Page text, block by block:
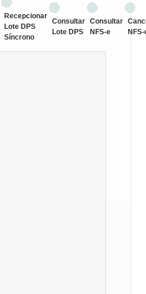
Recepcionar
Lote DPS
Síncrono
Consultar
Lote DPS
Consultar
NFS-e
NFS-